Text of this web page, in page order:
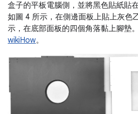
盒子的平板電腦側，並將黑色貼紙貼
如圖 4 所示，在側邊面板上貼上灰色
示，在底部面板的四個角落黏上腳墊
wikiHow。